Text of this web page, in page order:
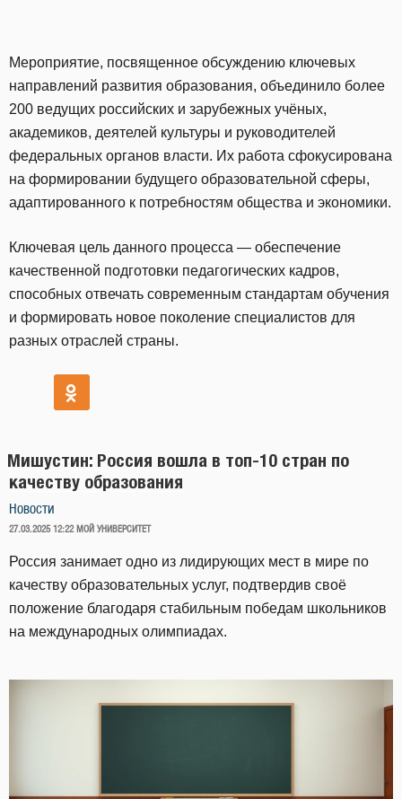
Мероприятие, посвященное обсуждению ключевых
направлений развития образования, объединило более
200 ведущих российских и зарубежных учёных,
академиков, деятелей культуры и руководителей
федеральных органов власти. Их работа сфокусирована
на формировании будущего образовательной сферы,
адаптированного к потребностям общества и экономики.
Ключевая цель данного процесса — обеспечение
качественной подготовки педагогических кадров,
способных отвечать современным стандартам обучения
и формировать новое поколение специалистов для
разных отраслей страны.
Мишустин: Россия вошла в топ-10 стран по
качеству образования
Новости
ОПУБЛИКОВАНО
27.03.2025 12:22 МОЙ УНИВЕРСИТЕТ
Россия занимает одно из лидирующих мест в мире по
качеству образовательных услуг, подтвердив своё
положение благодаря стабильным победам школьников
на международных олимпиадах.